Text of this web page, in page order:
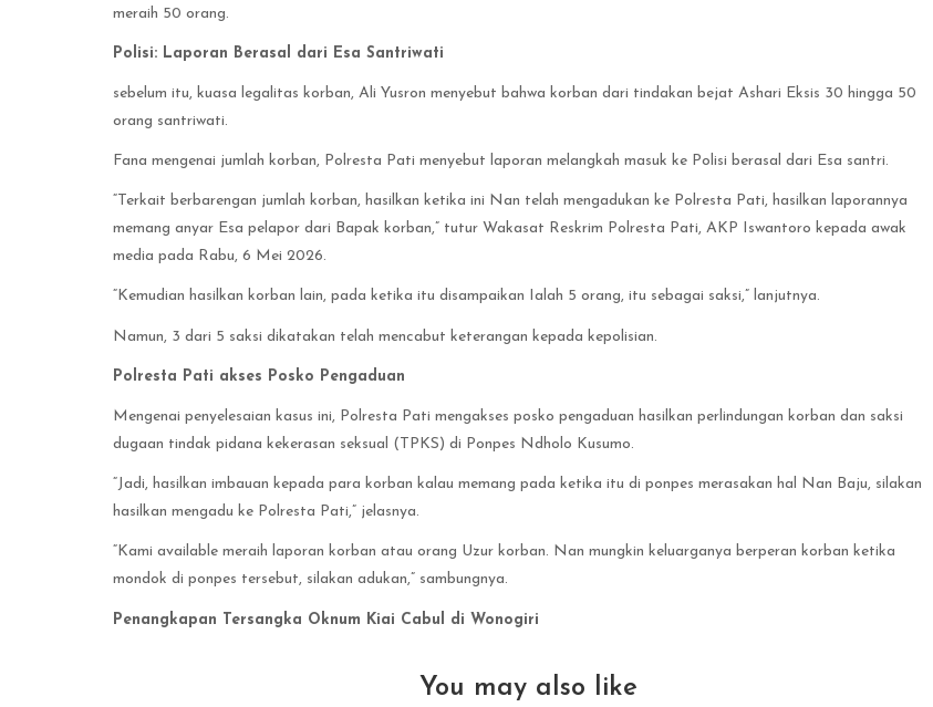
meraih 50 orang.
Polisi: Laporan Berasal dari Esa Santriwati
sebelum itu, kuasa legalitas korban, Ali Yusron menyebut bahwa korban dari tindakan bejat Ashari Eksis 30 hingga 50
orang santriwati.
Fana mengenai jumlah korban, Polresta Pati menyebut laporan melangkah masuk ke Polisi berasal dari Esa santri.
“Terkait berbarengan jumlah korban, hasilkan ketika ini Nan telah mengadukan ke Polresta Pati, hasilkan laporannya
memang anyar Esa pelapor dari Bapak korban,” tutur Wakasat Reskrim Polresta Pati, AKP Iswantoro kepada awak
media pada Rabu, 6 Mei 2026.
“Kemudian hasilkan korban lain, pada ketika itu disampaikan Ialah 5 orang, itu sebagai saksi,” lanjutnya.
Namun, 3 dari 5 saksi dikatakan telah mencabut keterangan kepada kepolisian.
Polresta Pati akses Posko Pengaduan
Mengenai penyelesaian kasus ini, Polresta Pati mengakses posko pengaduan hasilkan perlindungan korban dan saksi
dugaan tindak pidana kekerasan seksual (TPKS) di Ponpes Ndholo Kusumo.
“Jadi, hasilkan imbauan kepada para korban kalau memang pada ketika itu di ponpes merasakan hal Nan Baju, silakan
hasilkan mengadu ke Polresta Pati,” jelasnya.
“Kami available meraih laporan korban atau orang Uzur korban. Nan mungkin keluarganya berperan korban ketika
mondok di ponpes tersebut, silakan adukan,” sambungnya.
Penangkapan Tersangka Oknum Kiai Cabul di Wonogiri
You may also like